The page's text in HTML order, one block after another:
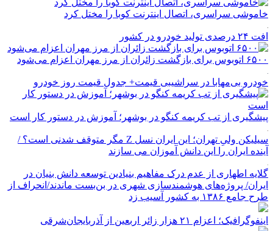
خاموشی سراسری، اتصال اینترنت کوبا را مختل کرد
افت ۲۴ درصدی تولید خودرو در کشور
۶۵۰۰ اتوبوس برای بازگشت زائران از مرز مهران اعزام می‌شود
خودرو بی‌مهابا در سراشیبی قیمت+ جدول قیمت روز خودرو
پیشگیری از تب کریمه کنگو در بوشهر؛ آموزش در دستور کار است
سیلیکن ولیِ تهران؛ این ایران نسل Z مگر متوقف شدنی است؟ /
آینده ایران را این دانش آموزان می سازند
گلایه اطهاری از عدم درک مفاهیم بنیادین توسعه دانش بنیان در
ایران/ پروژه‌های هوشمندسازی شهری در بن‌بست ماندند/انحراف از
طرح جامع ۱۳۸۶ به کشور آسیب زد
اینفوگرافیک؛ اعزام ۲۱ هزار زائر اربعین از آذربایجان‌شرقی